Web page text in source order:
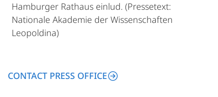
Hamburger Rathaus einlud. (Pressetext:
Nationale Akademie der Wissenschaften
Leopoldina)
CONTACT PRESS OFFICE